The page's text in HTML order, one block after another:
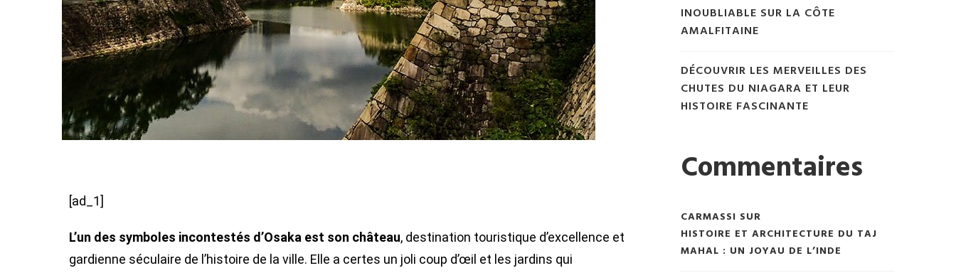
[ad_1]
L’un des symboles incontestés d’Osaka est son château, destination touristique d’excellence et
gardienne séculaire de l’histoire de la ville. Elle a certes un joli coup d’œil et les jardins qui
INOUBLIABLE SUR LA CÔTE
AMALFITAINE
DÉCOUVRIR LES MERVEILLES DES
CHUTES DU NIAGARA ET LEUR
HISTOIRE FASCINANTE
Commentaires
CARMASSI SUR
HISTOIRE ET ARCHITECTURE DU TAJ
MAHAL : UN JOYAU DE L’INDE